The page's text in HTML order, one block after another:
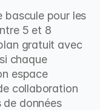
bascule pour les
5 et 8
gratuit avec
chaque
espace
collaboration
de données